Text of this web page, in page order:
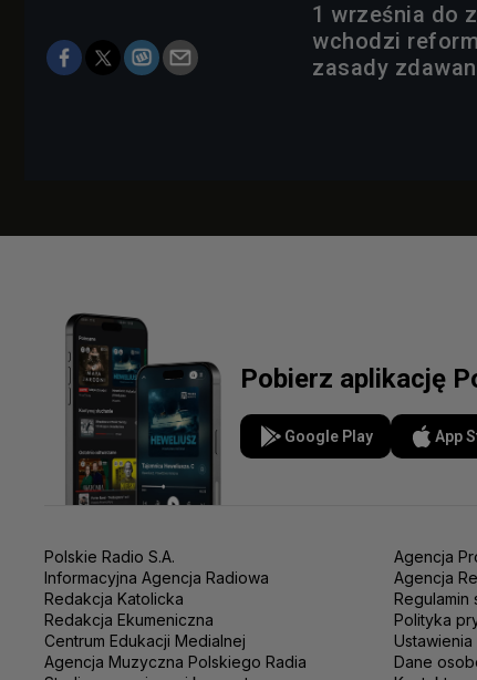
1 września do
wchodzi
zasady
Pobierz aplikację
Google Play App
Polskie Radio S.A.
Informacyjna Agencja Radiowa
Redakcja Katolicka
Redakcja Ekumeniczna
Centrum Edukacji Medialnej
Agencja Muzyczna Polskiego Radia
Agencja
Agencja
Regulamin
Polityka
Dane